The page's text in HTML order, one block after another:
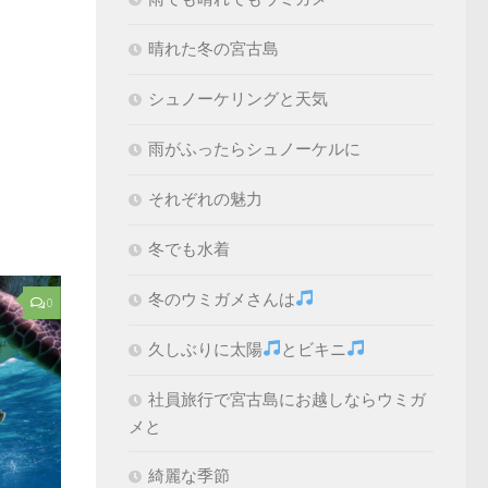
0
晴れた冬の宮古島
シュノーケリングと天気
雨がふったらシュノーケルに
それぞれの魅力
冬でも水着
冬のウミガメさんは
久しぶりに太陽 とビキニ
社員旅行で宮古島にお越しならウミガ
メと
綺麗な季節